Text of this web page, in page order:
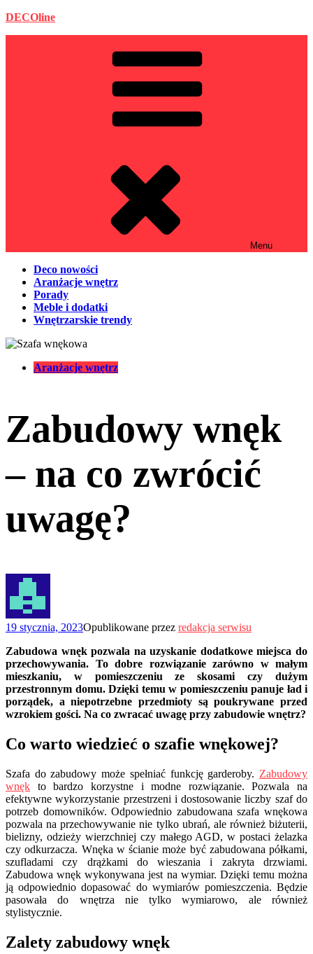
Przejdź
DECOline
Menu
Deco nowości
Aranżacje wnętrz
Porady
Meble i dodatki
Wnętrzarskie trendy
Kategorie:Aranżacje wnętrz
Zabudowy wnęk
– na co zwrócić
uwagę?
19 stycznia, 2023Opublikowane przez redakcja serwisu
Zabudowa wnęk pozwala na uzyskanie dodatkowe miejsca do
przechowywania. To dobre rozwiązanie zarówno w małym
mieszkaniu, w pomieszczeniu ze skosami czy dużym
przestronnym domu. Dzięki temu w pomieszczeniu panuje ład i
porządek, a niepotrzebne przedmioty są poukrywane przed
wzrokiem gości. Na co zwracać uwagę przy zabudowie wnętrz?
Co warto wiedzieć o szafie wnękowej?
Szafa do zabudowy może spełniać funkcję garderoby. Zabudowy
wnęk to bardzo korzystne i modne rozwiązanie. Pozwala na
efektywne wykorzystanie przestrzeni i dostosowanie liczby szaf do
potrzeb domowników. Odpowiednio zabudowana szafa wnękowa
pozwala na przechowywanie nie tylko ubrań, ale również biżuterii,
bielizny, odzieży wierzchniej czy małego AGD, w postaci żelazka
czy odkurzacza. Wnęka w ścianie może być zabudowana półkami,
szufladami czy drążkami do wieszania i zakryta drzwiami.
Zabudowa wnęk wykonywana jest na wymiar. Dzięki temu można
ją odpowiednio dopasować do wymiarów pomieszczenia. Będzie
pasowała do wnętrza nie tylko wymiarowo, ale również
stylistycznie.
Zalety zabudowy wnęk